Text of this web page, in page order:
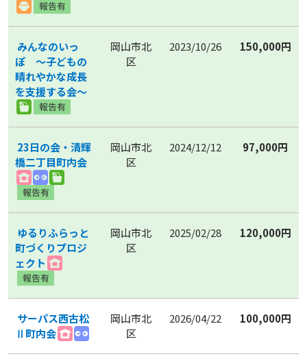
みんなのいっ
ぽ 〜子どもの
晴れやかな成長
を支援する会〜
岡山市北
区
2023/10/26 150,000円
23日の会・清輝
橋二丁目町内会
岡山市北
区
2024/12/12 97,000円
ゆるりふらっと
町づくりプロジ
ェクト
岡山市北
区
2025/02/28 120,000円
サーパス西古松
Ⅱ町内会
岡山市北
区
2026/04/22 100,000円